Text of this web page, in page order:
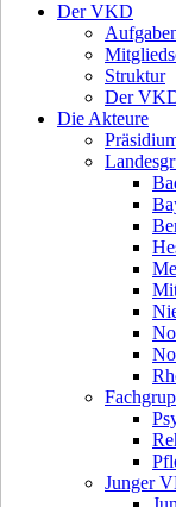
Der VKD
Struktur
Der
Die Akteure
Junger